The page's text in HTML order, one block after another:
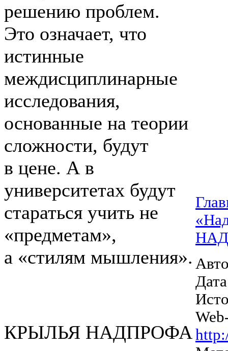
решению проблем.
Это означает, что
истинные
междисциплинарные
исследования,
основанные на теории
сложности, будут
в цене. А в
университетах будут
стараться учить не
«предметам»,
а «стилям мышления».
КРЫЛЬЯ НАДПРОФА